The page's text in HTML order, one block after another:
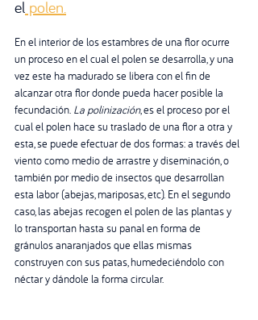
el polen.
En el interior de los estambres de una flor ocurre
un proceso en el cual el polen se desarrolla, y una
vez este ha madurado se libera con el fin de
alcanzar otra flor donde pueda hacer posible la
fecundación. La polinización, es el proceso por el
cual el polen hace su traslado de una flor a otra y
esta, se puede efectuar de dos formas: a través del
viento como medio de arrastre y diseminación, o
también por medio de insectos que desarrollan
esta labor (abejas, mariposas, etc). En el segundo
caso, las abejas recogen el polen de las plantas y
lo transportan hasta su panal en forma de
gránulos anaranjados que ellas mismas
construyen con sus patas, humedeciéndolo con
néctar y dándole la forma circular.